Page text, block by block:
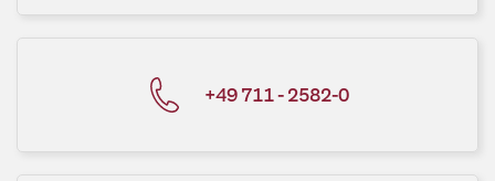
+49 711 - 2582-0